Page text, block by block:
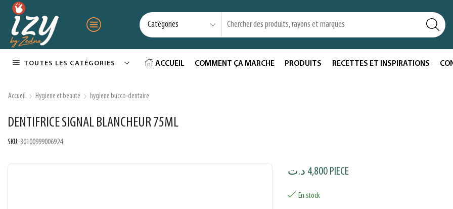
TOUTES LES CATÉGORIES ACCUEIL COMMENT ÇA MARCHE PRODUITS RECETTES ET INSPIRATIONS
Accueil Hygiene et beauté hygiene bucco-dentaire
DENTIFRICE SIGNAL BLANCHEUR 75ML
SKU: 30100999006924
4,800 د.ت PIECE
En stock